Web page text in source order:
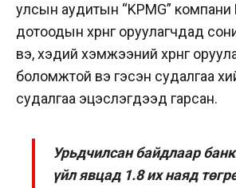
улсын аудитын “KPMG”
дотоодын хөрөнгө оруулагчдад
вэ, хэдий хэмжээний хөрөнгө
боломжтой вэ гэсэн судалгаа
судалгаа эцэслэгдээд гарсан.
Урьдчилсан байдлаар
үйл явцад 1.8 их наяд